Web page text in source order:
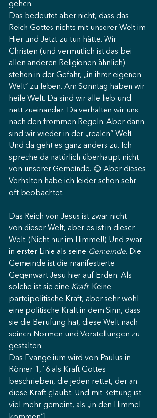
gehen.
Das bedeutet aber nicht, dass das
Reich Gottes nichts mit unserer Welt im
Hier und Jetzt zu tun hätte. Wir
Christen (und vermutlich ist das bei
allen anderen Religionen ähnlich)
stehen in der Gefahr, „in ihrer eigenen
Welt“ zu leben. Am Sonntag haben wir
heile Welt. Da sind wir alle lieb und
nett zueinander. Da verhalten wir uns
nach den frommen Regeln. Aber dann
sind wir wieder in der „realen“ Welt.
Und da geht es ganz anders zu. Ich
spreche da natürlich überhaupt nicht
von unserer Gemeinde. 😊 Aber dieses
Verhalten habe ich leider schon sehr
oft beobachtet.
Das Reich von Jesus ist zwar nicht
von dieser Welt, aber es ist in dieser
Welt. (Nicht nur im Himmel!) Und zwar
in erster Linie als seine Gemeinde. Die
Gemeinde ist die manifestierte
Gegenwart Jesu hier auf Erden. Als
solche ist sie eine Kraft. Keine
parteipolitische Kraft, aber sehr wohl
eine politische Kraft in dem Sinn, dass
sie die Berufung hat, diese Welt nach
seinen Normen und Vorstellungen zu
gestalten.
Das Evangelium wird von Paulus in
Römer 1,16 als Kraft Gottes
beschrieben, die jeden rettet, der an
diese Kraft glaubt. Und mit Rettung ist
viel mehr gemeint, als „in den Himmel